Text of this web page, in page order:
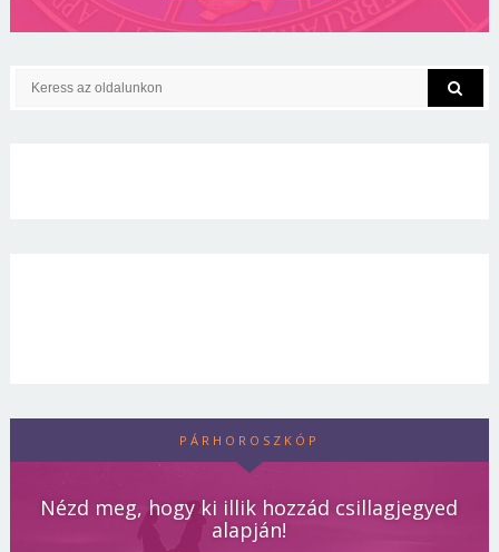
PÁRHOROSZKÓP
Nézd meg, hogy ki illik hozzád csillagjegyed
alapján!